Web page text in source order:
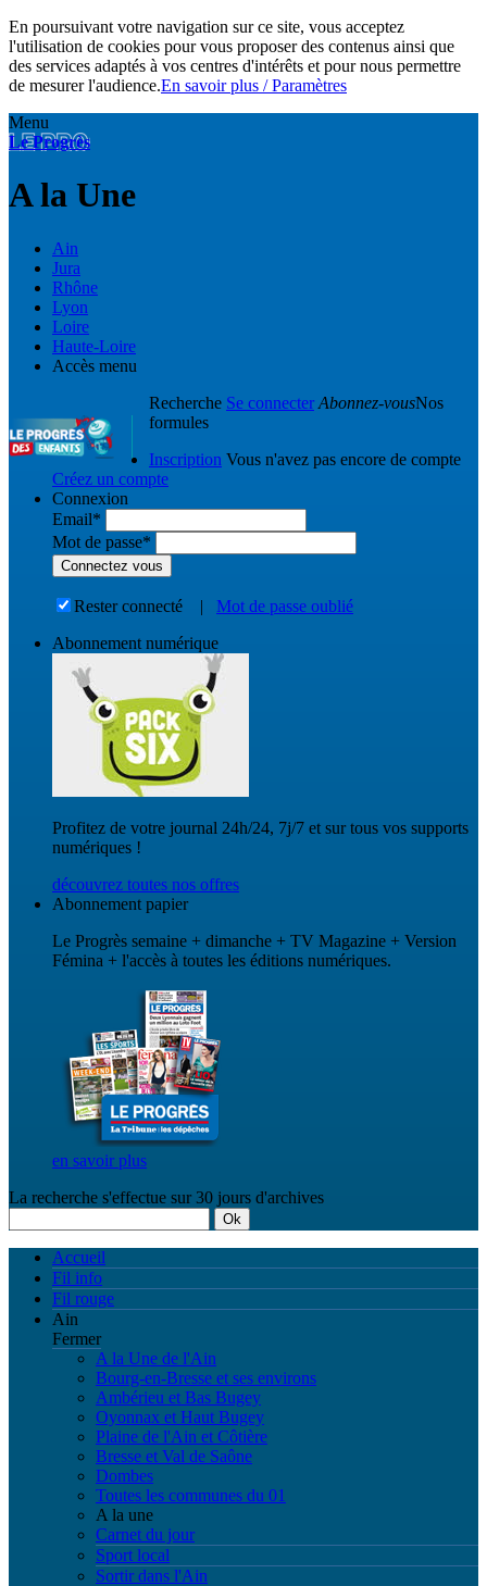
En poursuivant votre navigation sur ce site, vous acceptez
l'utilisation de cookies pour vous proposer des contenus ainsi que
des services adaptés à vos centres d'intérêts et pour nous permettre
de mesurer l'audience.En savoir plus / Paramètres
Menu
Le Progrès
A la Une
Ain
Jura
Rhône
Lyon
Loire
Haute-Loire
Accès menu
Recherche Se connecter Abonnez-vousNos
formules
Inscription Vous n'avez pas encore de compte
Créez un compte
Connexion
Email*
Mot de passe*
Rester connecté | Mot de passe oublié
Abonnement numérique
Profitez de votre journal 24h/24, 7j/7 et sur tous vos supports
numériques !
découvrez toutes nos offres
Abonnement papier
Le Progrès semaine + dimanche + TV Magazine + Version
Fémina + l'accès à toutes les éditions numériques.
en savoir plus
La recherche s'effectue sur 30 jours d'archives
Accueil
Fil info
Fil rouge
Ain
Fermer
A la Une de l'Ain
Bourg-en-Bresse et ses environs
Ambérieu et Bas Bugey
Oyonnax et Haut Bugey
Plaine de l'Ain et Côtière
Bresse et Val de Saône
Dombes
Toutes les communes du 01
A la une
Carnet du jour
Sport local
Sortir dans l'Ain